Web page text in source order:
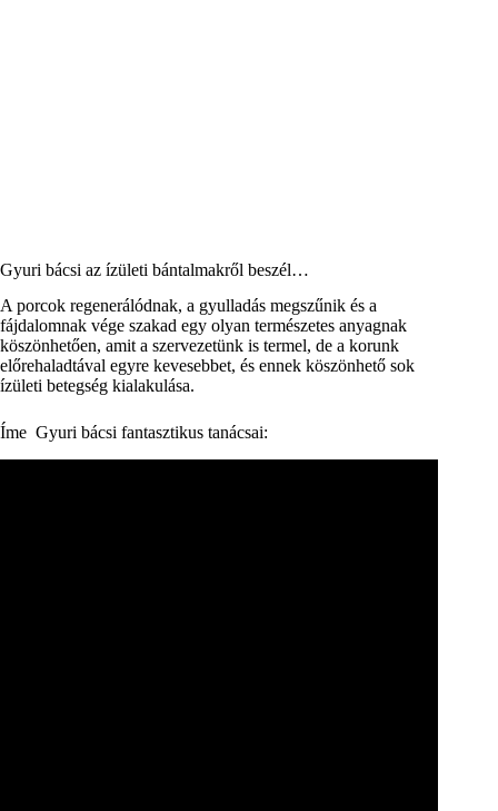
Gyuri bácsi az ízületi bántalmakről beszél…
A porcok regenerálódnak, a gyulladás megszűnik és a
fájdalomnak vége szakad egy olyan természetes anyagnak
köszönhetően, amit a szervezetünk is termel, de a korunk
előrehaladtával egyre kevesebbet, és ennek köszönhető sok
ízületi betegség kialakulása.
Íme Gyuri bácsi fantasztikus tanácsai: